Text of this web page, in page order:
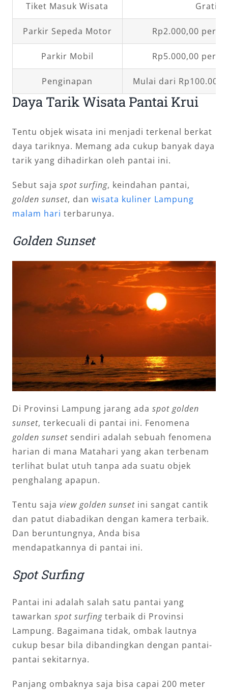
Tiket Masuk Wisata Gratis
Parkir Sepeda Motor Rp2.000,00 per
Parkir Mobil Rp5.000,00 per
Penginapan Mulai dari
Daya Tarik Wisata Pantai Krui
Tentu objek wisata ini menjadi terkenal berkat
daya tariknya. Memang ada cukup banyak daya
tarik yang dihadirkan oleh pantai ini.
Sebut saja spot surfing, keindahan pantai,
golden sunset, dan wisata kuliner Lampung
malam hari terbarunya.
Golden Sunset
Di Provinsi Lampung jarang ada spot golden
sunset, terkecuali di pantai ini. Fenomena
golden sunsetsendiri adalah sebuah fenomena
harian di mana Matahari yang akan terbenam
terlihat bulat utuh tanpa ada suatu objek
penghalang apapun.
Tentu saja view golden sunsetini sangat cantik
dan patut diabadikan dengan kamera terbaik.
Dan beruntungnya, Anda bisa
mendapatkannya di pantai ini.
Spot Surfing
Pantai ini adalah salah satu pantai yang
tawarkan spot surfingterbaik di Provinsi
Lampung. Bagaimana tidak, ombak lautnya
cukup besar bila dibandingkan dengan pantai-
pantai sekitarnya.
Panjang ombaknya saja bisa capai 200 meter